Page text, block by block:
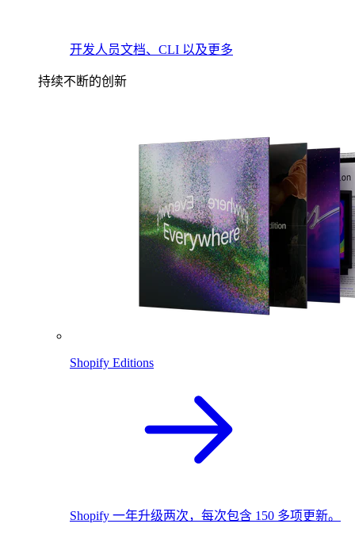
开发人员文档、CLI 以及更多
持续不断的创新
Shopify Editions
Shopify 一年升级两次，每次包含 150 多项更新。